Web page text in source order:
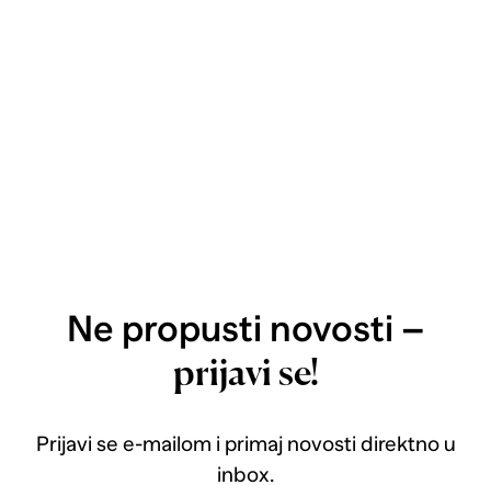
Ne propusti novosti –
prijavi se!
Prijavi se e-mailom i primaj novosti direktno u
inbox.